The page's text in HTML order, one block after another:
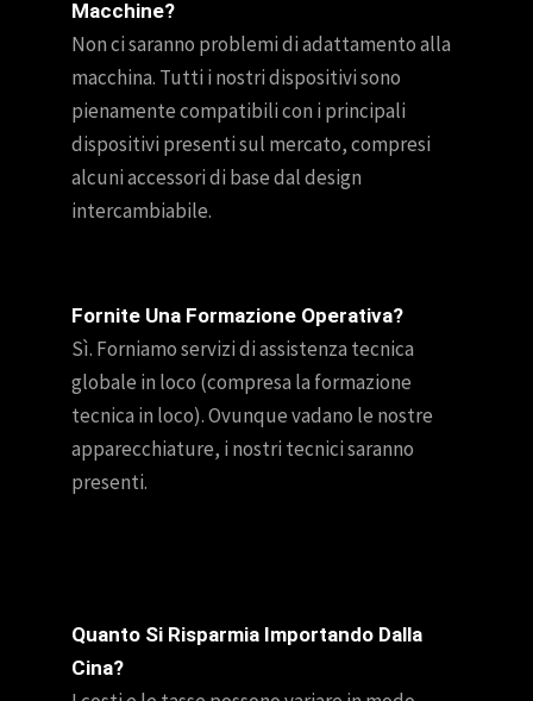
Macchine?
Non ci saranno problemi di adattamento alla
macchina. Tutti i nostri dispositivi sono
pienamente compatibili con i principali
dispositivi presenti sul mercato, compresi
alcuni accessori di base dal design
intercambiabile.
Fornite Una Formazione Operativa?
Sì. Forniamo servizi di assistenza tecnica
globale in loco (compresa la formazione
tecnica in loco). Ovunque vadano le nostre
apparecchiature, i nostri tecnici saranno
presenti.
Quanto Si Risparmia Importando Dalla
Cina?